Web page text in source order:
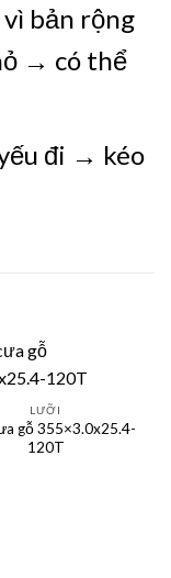
bản rộng
→ có thể
đi → kéo
LƯỠI
gỗ 355×3.0x25.4-
120T